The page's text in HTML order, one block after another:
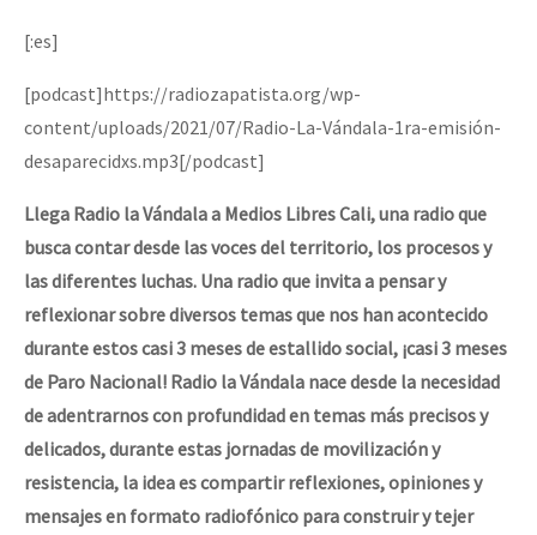
La Sexta
AutonomÍa y Resistencia
Migración
Presos
Mujeres
Niñxs
ETIQUETAS
MULTIMEDIA
Audio
Dia 2 do Encontro “Guerra contra a Humanidad”
Dia 1: Encontro “Guerra contra a Humanidade”
“Sonhando a Terra do Bem Virá” se publica no Estado Espanhol
Se o México sabe, que o mundo saiba! Nossas lutas pela
[:es]
[podcast]https://radiozapatista.org/wp-
content/uploads/2021/07/Radio-La-Vándala-1ra-emisión-
desaparecidxs.mp3[/podcast]
Llega Radio la Vándala a Medios Libres Cali, una radio que
busca contar desde las voces del territorio, los procesos y
las diferentes luchas. Una radio que invita a pensar y
reflexionar sobre diversos temas que nos han acontecido
durante estos casi 3 meses de estallido social, ¡casi 3 meses
de Paro Nacional! Radio la Vándala nace desde la necesidad
de adentrarnos con profundidad en temas más precisos y
delicados, durante estas jornadas de movilización y
resistencia, la idea es compartir reflexiones, opiniones y
mensajes en formato radiofónico para construir y tejer